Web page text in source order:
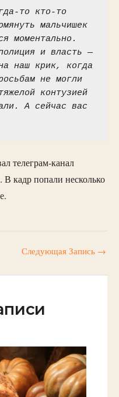
то кто-то
мальчишек
моментально.
и власть —
наш крик, когда
не могли
контузией
А сейчас вас
телеграм-канал
кадр попали несколько
Следующая Запись →